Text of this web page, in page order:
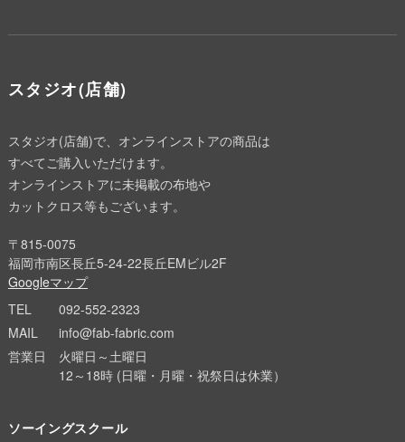
スタジオ(店舗)
スタジオ(店舗)で、オンラインストアの商品は
すべてご購入いただけます。
オンラインストアに未掲載の布地や
カットクロス等もございます。
〒815-0075
福岡市南区長丘5-24-22長丘EMビル2F
Googleマップ
TEL
092-552-2323
MAIL
info@fab-fabric.com
営業日
火曜日～土曜日
12～18時 (日曜・月曜・祝祭日は休業）
ソーイングスクール